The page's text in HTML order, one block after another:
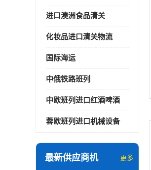
进口澳洲食品清关
化妆品进口清关物流
国际海运
中俄铁路班列
中欧班列进口红酒啤酒
蓉欧班列进口机械设备
最新供应商机 更多